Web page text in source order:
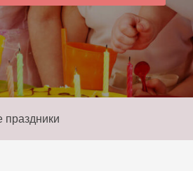
праздники